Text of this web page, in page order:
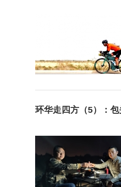
环华走四方（5）：